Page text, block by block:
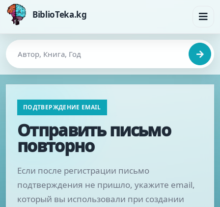
BiblioTeka.kg
ПОДТВЕРЖДЕНИЕ EMAIL
Отправить письмо
повторно
Если после регистрации письмо
подтверждения не пришло, укажите email,
который вы использовали при создании